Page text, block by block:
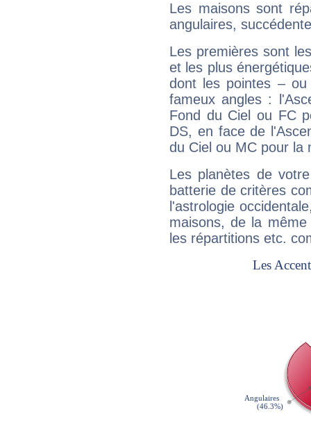
Les maisons sont
angulaires,
Les premières sont
et les plus
dont les pointes –
fameux angles :
Fond du Ciel ou FC
DS, en face de
du Ciel ou MC pour la
Les planètes de
batterie de critères
l'astrologie
maisons, de la
les répartitions etc.